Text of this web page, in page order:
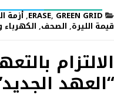
ERASE,GREEN GRID
,أزمة
قيمة الليرة, الصحف,
الالتزام
“العهد